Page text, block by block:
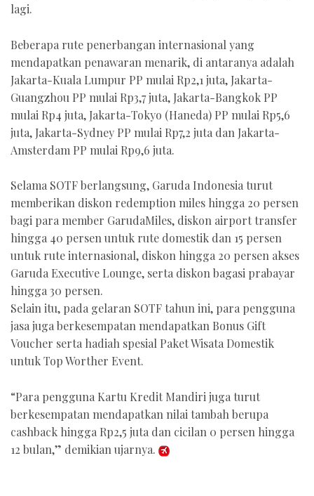
lagi.
Beberapa rute penerbangan internasional yang
mendapatkan penawaran menarik, di antaranya adalah
Jakarta-Kuala Lumpur PP mulai Rp2,1 juta, Jakarta-
Guangzhou PP mulai Rp3,7 juta, Jakarta-Bangkok PP
mulai Rp4 juta, Jakarta-Tokyo (Haneda) PP mulai Rp5,6
juta, Jakarta-Sydney PP mulai Rp7,2 juta dan Jakarta-
Amsterdam PP mulai Rp9,6 juta.
Selama SOTF berlangsung, Garuda Indonesia turut
memberikan diskon redemption miles hingga 20 persen
bagi para member GarudaMiles, diskon airport transfer
hingga 40 persen untuk rute domestik dan 15 persen
untuk rute internasional, diskon hingga 20 persen akses
Garuda Executive Lounge, serta diskon bagasi prabayar
hingga 30 persen.
Selain itu, pada gelaran SOTF tahun ini, para pengguna
jasa juga berkesempatan mendapatkan Bonus Gift
Voucher serta hadiah spesial Paket Wisata Domestik
untuk Top Worther Event.
“Para pengguna Kartu Kredit Mandiri juga turut
berkesempatan mendapatkan nilai tambah berupa
cashback hingga Rp2,5 juta dan cicilan 0 persen hingga
12 bulan,” demikian ujarnya.